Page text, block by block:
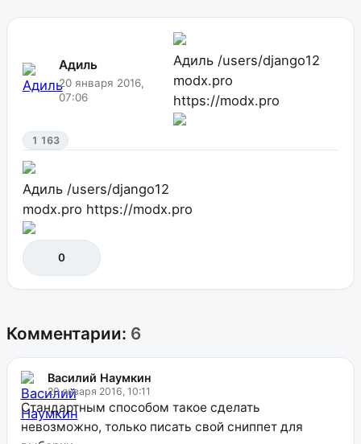
Адиль
20 января 2016,
07:06
Адиль /users/django12
modx.pro
https://modx.pro
1 163
Адиль /users/django12
modx.pro https://modx.pro
0
Комментарии: 6
Василий Наумкин
20 января 2016, 10:11
Стандартным способом такое сделать
невозможно, только писать свой сниппет для